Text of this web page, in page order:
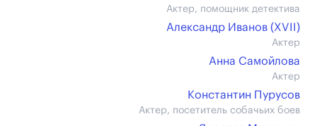
Актер, помощник детектива
Александр Иванов (XVII)
Актер
Анна Самойлова
Актер
Константин Пурусов
Актер, посетитель собачьих боев